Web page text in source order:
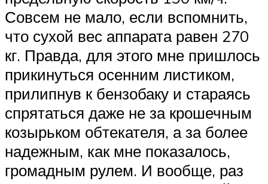
Совсем не мало, если вспомнить,
что сухой вес аппарата равен 270
кг. Правда, для этого мне пришлось
прикинуться осенним листиком,
прилипнув к бензобаку и стараясь
спрятаться даже не за крошечным
козырьком обтекателя, а за более
надежным, как мне показалось,
громадным рулем. И вообще, раз